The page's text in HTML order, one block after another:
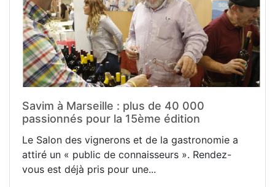
Savim à Marseille : plus de 40 000
passionnés pour la 15ème édition
Le Salon des vignerons et de la gastronomie a
attiré un « public de connaisseurs ». Rendez-
vous est déjà pris pour une...